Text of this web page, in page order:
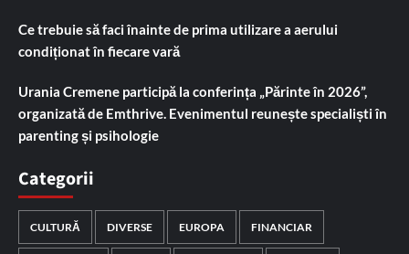
Ce trebuie să faci înainte de prima utilizare a aerului
condiționat în fiecare vară
Urania Cremene participă la conferința „Părinte în 2026”,
organizată de Emthrive. Evenimentul reunește specialiști în
parenting și psihologie
Categorii
CULTURĂ DIVERSE EUROPA FINANCIAR